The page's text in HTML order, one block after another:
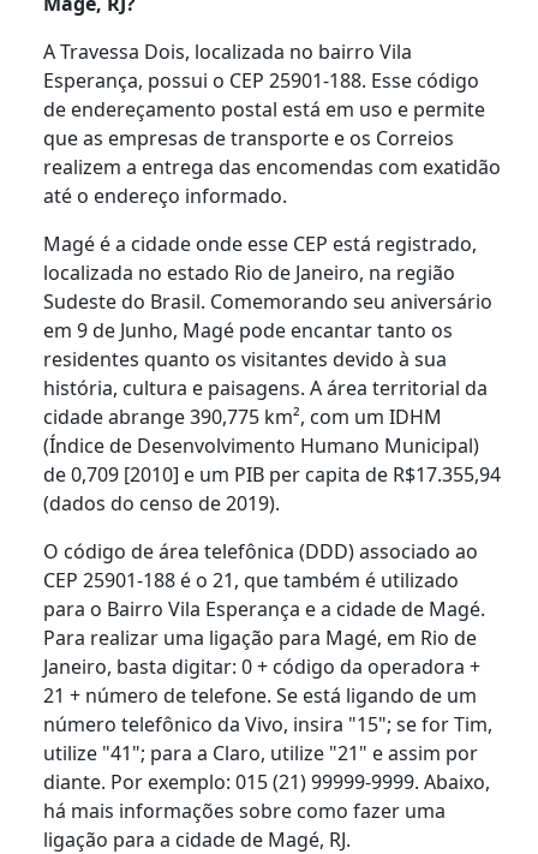
A Travessa Dois, localizada no bairro Vila
Esperança, possui o CEP 25901-188. Esse código
de endereçamento postal está em uso e permite
que as empresas de transporte e os Correios
realizem a entrega das encomendas com exatidão
até o endereço informado.
Magé é a cidade onde esse CEP está registrado,
localizada no estado Rio de Janeiro, na região
Sudeste do Brasil. Comemorando seu aniversário
em 9 de Junho, Magé pode encantar tanto os
residentes quanto os visitantes devido à sua
história, cultura e paisagens. A área territorial da
cidade abrange 390,775 km², com um IDHM
(Índice de Desenvolvimento Humano Municipal)
de 0,709 [2010] e um PIB per capita de R$17.355,94
(dados do censo de 2019).
O código de área telefônica (DDD) associado ao
CEP 25901-188 é o 21, que também é utilizado
para o Bairro Vila Esperança e a cidade de Magé.
Para realizar uma ligação para Magé, em Rio de
Janeiro, basta digitar: 0 + código da operadora +
21 + número de telefone. Se está ligando de um
número telefônico da Vivo, insira "15"; se for Tim,
utilize "41"; para a Claro, utilize "21" e assim por
diante. Por exemplo: 015 (21) 99999-9999. Abaixo,
há mais informações sobre como fazer uma
ligação para a cidade de Magé, RJ.